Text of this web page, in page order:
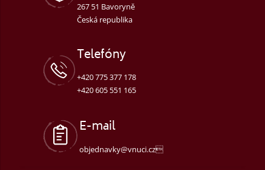
267 51 Bavoryně
Česká republika
Telefóny
+420 775 377 178
+420 605 551 165
E-mail
objednavky@vnuci.cz